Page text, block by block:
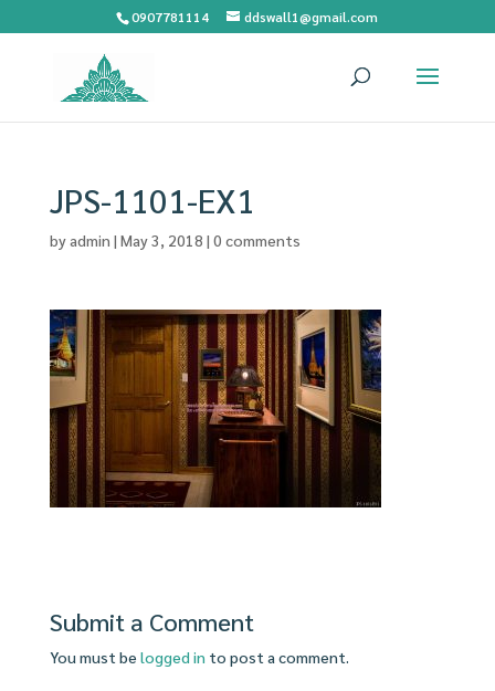
0907781114 ddswall1@gmail.com
JPS-1101-EX1
byadmin | May 3, 2018 | 0 comments
Submit a Comment
You must be logged in to post a comment.